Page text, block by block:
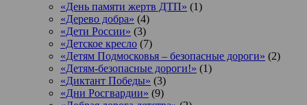
«День памяти жертв ДТП» (1)
«Дерево добра» (4)
«Дети России» (3)
«Детское кресло (7)
«Детям Подмосковья – безопасные дороги» (2)
«Детям-безопасные дороги!» (1)
«Диктант Победы» (3)
«Дни Росгвардии» (9)